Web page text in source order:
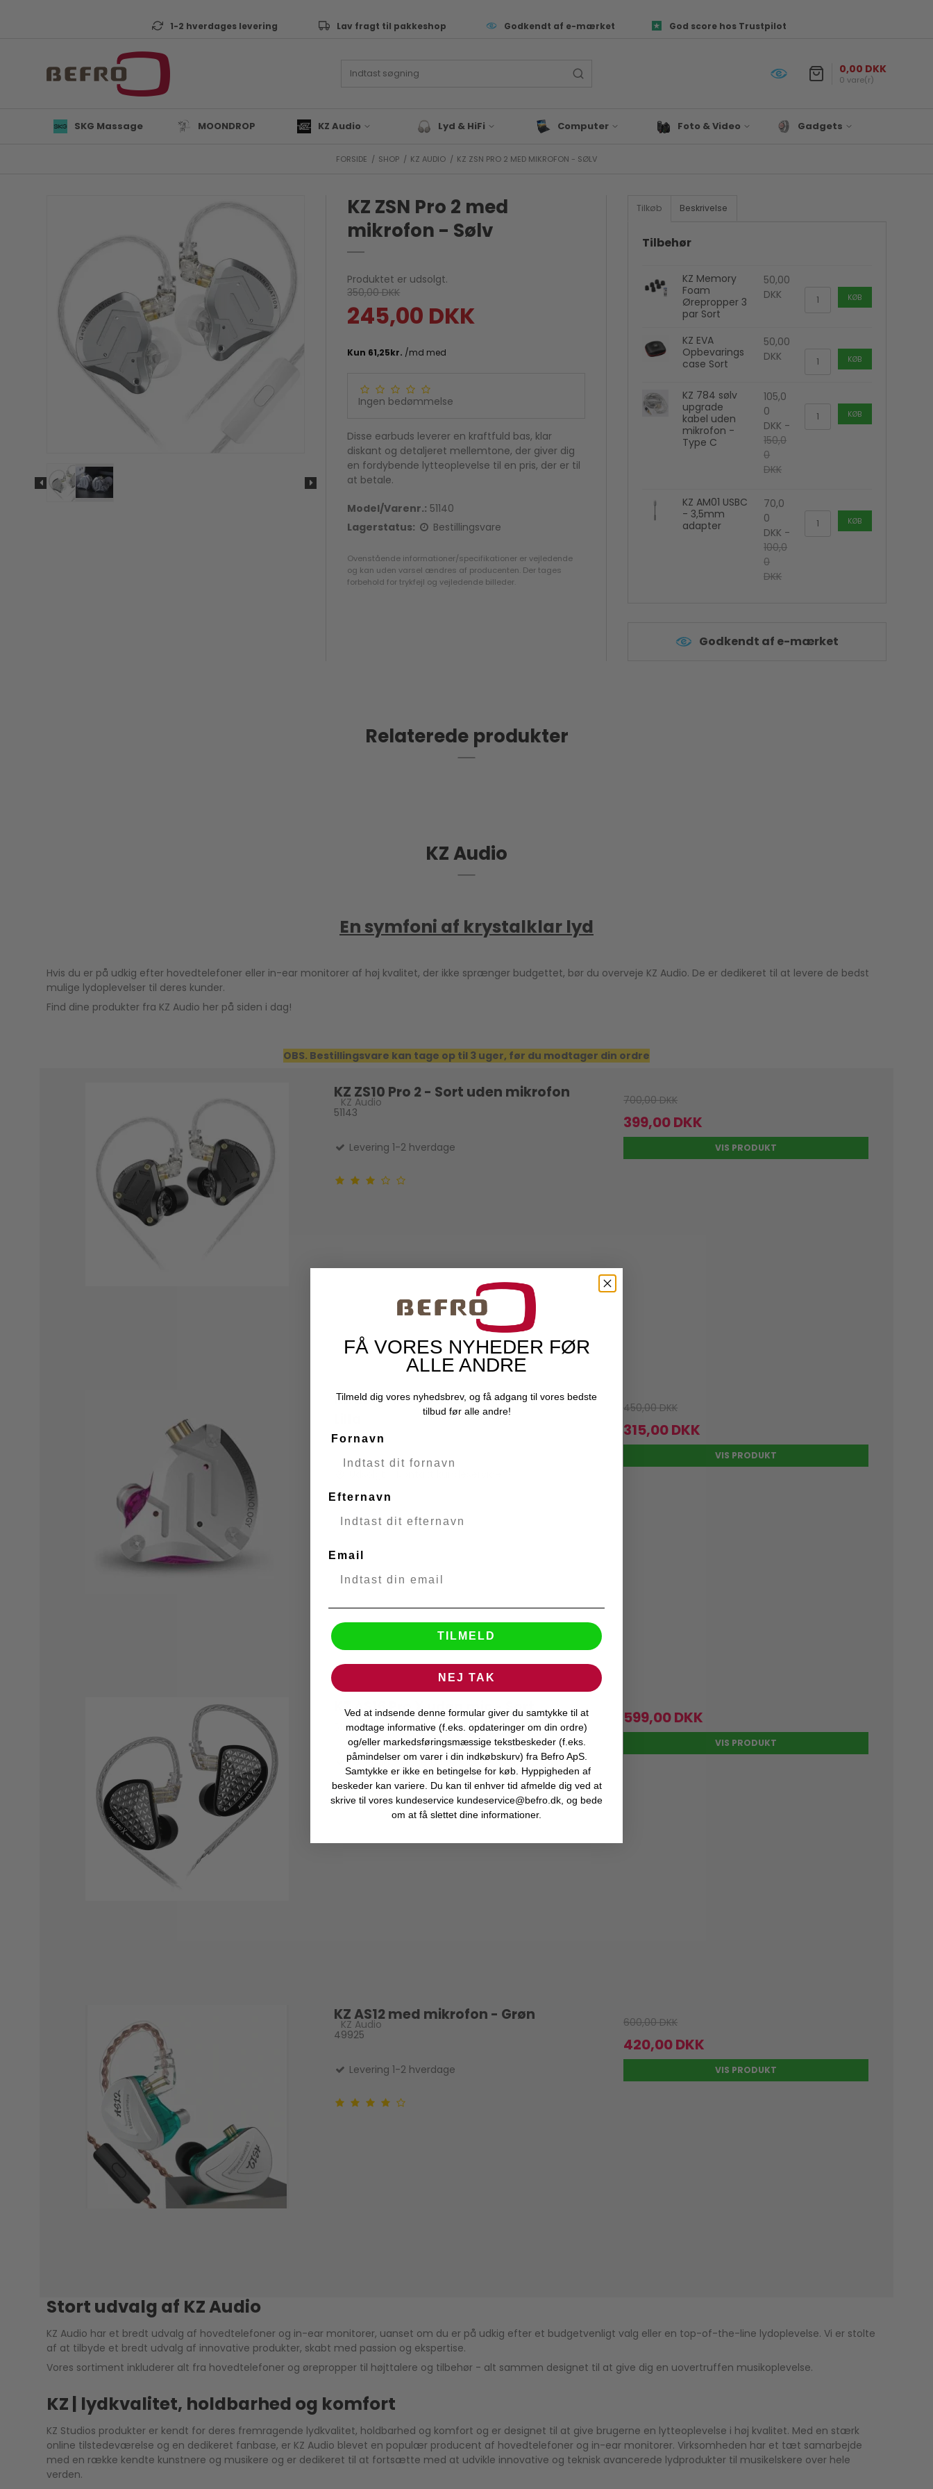
1-2 hverdages levering Lav fragt til pakkeshop Godkendt af e-mærket God score hos Trustpilot
0,00 DKK
0 vare(r)
SKG Massage MOONDROP KZ Audio
Live Performance
Keyboard & synth
ALLROUND & VALUE
KZ Audio tilbehør
Lyd & HiFi
Lyd & Hifi tilbehør
Hovedtelefoner
Computer Foto & Video
Fototasker
Hukommelseskort
Kamerastativ
Mikrofon
Kamera flash
Polaroid Kamera
Gadgets
Denver
FORSIDE / SHOP / KZ AUDIO / KZ ZSN PRO 2 MED MIKROFON - SØLV
KZ ZSN Pro 2 med
mikrofon - Sølv
Produktet er udsolgt.
350,00 DKK
245,00 DKK
Ingen bedømmelse
Disse earbuds leverer en kraftfuld bas, klar
diskant og detaljeret mellemtone, der giver dig
en fordybende lytteoplevelse til en pris, der er til
at betale.
Model/Varenr.: 51140
Lagerstatus:
Bestillingsvare
Ovenstående informationer/specifikationer er vejledende
og kan uden varsel ændres af producenten. Der tages
forbehold for trykfejl og vejledende billeder.
Tilkøb Beskrivelse
Tilbehør
KZ Memory
Foam
Ørepropper 3
par Sort
50,00
DKK
KØB
KZ EVA
Opbevarings
case Sort
50,00
DKK
KØB
KZ 784 sølv
upgrade
kabel uden
mikrofon -
Type C
105,0
0
DKK -
150,0
0
DKK
KØB
KZ AM01 USBC
- 3,5mm
adapter
70,0
0
DKK -
100,0
0
DKK
KØB
Godkendt af e-mærket
Relaterede produkter
KZ Audio
En symfoni af krystalklar lyd
Hvis du er på udkig efter hovedtelefoner eller in-ear monitorer af høj kvalitet, der ikke sprænger budgettet, bør du overveje KZ Audio. De er dedikeret til at levere de bedst
mulige lydoplevelser til deres kunder.
Find dine produkter fra KZ Audio her på siden i dag!
OBS. Bestillingsvare kan tage op til 3 uger, før du modtager din ordre
KZ ZS10 Pro 2 - Sort uden mikrofon
KZ Audio
51143
Levering 1-2 hverdage
700,00 DKK
399,00 DKK
VIS PRODUKT
KZ ZS10PRO Headset Med Mikrofon
49765
450,00 DKK
315,00 DKK
VIS PRODUKT
KZ AS16 Pro X uden mic - Sort
KZ Audio
51375
Levering 1-2 hverdage
599,00 DKK
VIS PRODUKT
KZ AS12 med mikrofon - Grøn
KZ Audio
49925
Levering 1-2 hverdage
600,00 DKK
420,00 DKK
VIS PRODUKT
Stort udvalg af KZ Audio
KZ Audio har et bredt udvalg af hovedtelefoner og in-ear monitorer, uanset om du er på udkig efter et budgetvenligt valg eller en top-of-the-line lydoplevelse. Vi er stolte
af at tilbyde et bredt udvalg af innovative produkter, skabt med passion og ekspertise.
Vores sortiment inkluderer alt fra hovedtelefoner og ørepropper til højttalere og tilbehør - alt sammen designet til at give dig en uovertruffen musikoplevelse.
KZ | lydkvalitet, holdbarhed og komfort
KZ Studios produkter er kendt for deres fremragende lydkvalitet, holdbarhed og komfort og er designet til at give brugerne en lytteoplevelse i høj kvalitet. Med en stærk
online tilstedeværelse og en dedikeret fanbase, er KZ Audio blevet en populær producent af hovedtelefoner og in-ear monitorer. Virksomheden har et tæt samarbejde
med en række kendte kunstnere og musikere og er dedikeret til at fortsætte med at udvikle innovative og teknisk avancerede lydprodukter til musikelskere over hele
verden.
FÅ VORES NYHEDER FØR
ALLE ANDRE
Tilmeld dig vores nyhedsbrev, og få adgang til vores bedste
tilbud før alle andre!
Fornavn
Efternavn
Email
TILMELD
NEJ TAK
Ved at indsende denne formular giver du samtykke til at
modtage informative (f.eks. opdateringer om din ordre)
og/eller markedsføringsmæssige tekstbeskeder (f.eks.
påmindelser om varer i din indkøbskurv) fra Befro ApS.
Samtykke er ikke en betingelse for køb. Hyppigheden af
beskeder kan variere. Du kan til enhver tid afmelde dig ved at
skrive til vores kundeservice kundeservice@befro.dk, og bede
om at få slettet dine informationer.